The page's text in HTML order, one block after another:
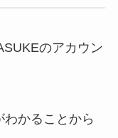
のアカウン
わかることから